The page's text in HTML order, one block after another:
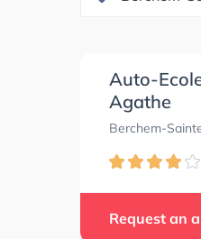
Auto-
Agathe
Berchem-
Request an